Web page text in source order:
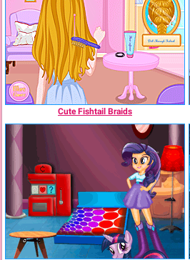
Cute Fishtail Braids